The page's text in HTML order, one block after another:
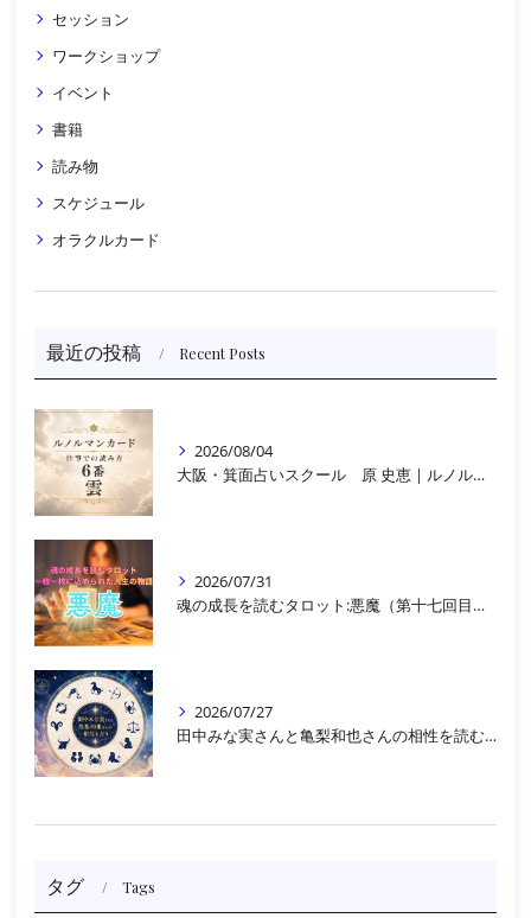
セッション
ワークショップ
イベント
書籍
読み物
スケジュール
オラクルカード
最近の投稿 Recent Posts
2026/08/04
大阪・箕面占いスクール 原 史恵 | ルノルマンカード読み方のコツ「雲」 仕事をテーマに占った場合
2026/07/31
魂の成長を読むタロット:悪魔（第十七回目）｜大阪・箕面占いスクールラブアンドライト
2026/07/27
田中みな実さんと亀梨和也さんの相性を読む｜大阪・箕面占いスクールラブアンドライト
タグ Tags